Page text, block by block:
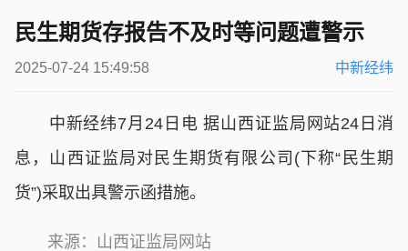
民生期货存报告不及时等问题遭警示
2025-07-24 15:49:58 中新经纬
中新经纬7月24日电 据山西证监局网站24日消
息，山西证监局对民生期货有限公司(下称“民生期
货”)采取出具警示函措施。
来源：山西证监局网站